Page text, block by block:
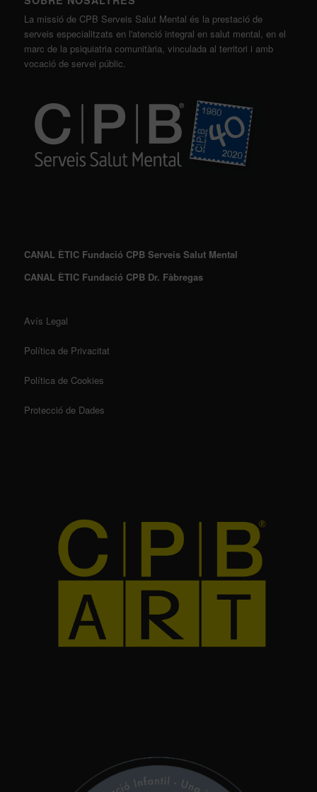
La missió de CPB Serveis Salut Mental és la prestació de
serveis especialitzats en l'atenció integral en salut mental, en el
marc de la psiquiatria comunitària, vinculada al territori i amb
vocació de servei públic.
CANAL ÈTIC Fundació CPB Serveis Salut Mental
CANAL ÈTIC Fundació CPB Dr. Fàbregas
Avís Legal
Política de Privacitat
Política de Cookies
Protecció de Dades